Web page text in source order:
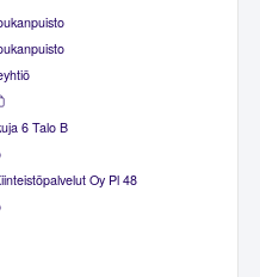
6 Talo B
Oy Pl 48